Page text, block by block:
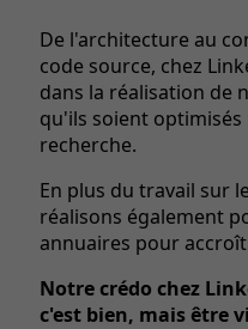
De l'architecture au
code source, chez
dans la réalisation de
qu'ils soient
recherche.
En plus du travail sur
réalisons également
annuaires pour
Notre crédo chez
c'est bien, mais être